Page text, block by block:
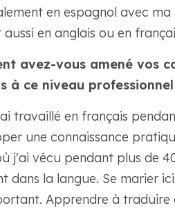
en espagnol avec
en anglais ou en
avez-vous amené vos
à ce niveau professionnel
travaillé en français
une connaissance
j'ai vécu pendant plus de
dans la langue. Se marier
Apprendre à